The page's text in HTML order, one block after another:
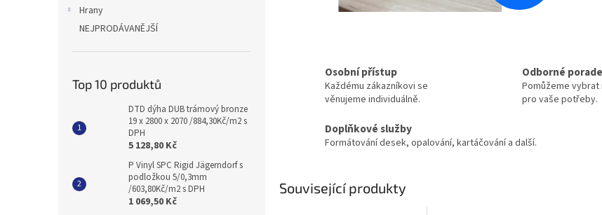
Hrany
NEJPRODÁVANĚJŠÍ
Top 10 produktů
DTD dýha DUB trámový bronze
19 x 2800 x 2070 /884,30Kč/m2 s
DPH
5 128,80 Kč
P Vinyl SPC Rigid Jägerndorf s
podložkou 5/0,3mm
/603,80Kč/m2 s DPH
1 069,50 Kč
Osobní přístup
Každému zákazníkovi se
věnujeme individuálně.
Odborné
Pomůžeme
pro vaše potřeby.
Doplňkové služby
Formátování desek, opalování, kartáčování a další.
Související produkty